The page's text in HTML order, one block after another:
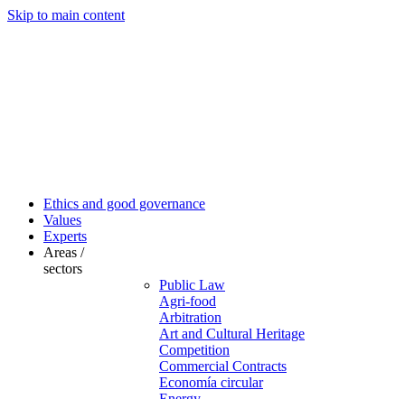
Skip to main content
Ethics and good governance
Values
Experts
Areas /
sectors
Public Law
Agri-food
Arbitration
Art and Cultural Heritage
Competition
Commercial Contracts
Economía circular